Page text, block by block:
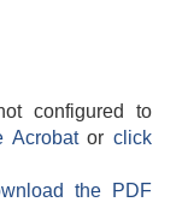
configured to
Acrobatorclick
the PDF